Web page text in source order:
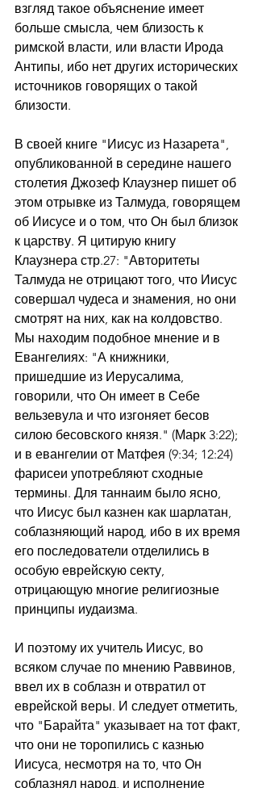
взгляд такое объяснение имеет
больше смысла, чем близость к
римской власти, или власти Ирода
Антипы, ибо нет других исторических
источников говорящих о такой
близости.
В своей книге "Иисус из Назарета",
опубликованной в середине нашего
столетия Джозеф Клаузнер пишет об
этом отрывке из Талмуда, говорящем
об Иисусе и о том, что Он был близок
к царству. Я цитирую книгу
Клаузнера стр.27: "Авторитеты
Талмуда не отрицают того, что Иисус
совершал чудеса и знамения, но они
смотрят на них, как на колдовство.
Мы находим подобное мнение и в
Евангелиях: "А книжники,
пришедшие из Иерусалима,
говорили, что Он имеет в Себе
вельзевула и что изгоняет бесов
силою бесовского князя." (Марк 3:22);
и в евангелии от Матфея (9:34; 12:24)
фарисеи употребляют сходные
термины. Для таннаим было ясно,
что Иисус был казнен как шарлатан,
соблазняющий народ, ибо в их время
его последователи отделились в
особую еврейскую секту,
отрицающую многие религиозные
принципы иудаизма.
И поэтому их учитель Иисус, во
всяком случае по мнению Раввинов,
ввел их в соблазн и отвратил от
еврейской веры. И следует отметить,
что "Барайта" указывает на тот факт,
что они не торопились с казнью
Иисуса, несмотря на то, что Он
соблазнял народ, и исполнение